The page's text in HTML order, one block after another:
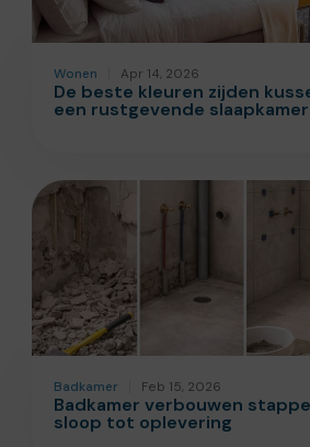
Wonen Apr 14, 2026
De beste kleuren zijden
een rustgevende slaapkamer
Badkamer Feb 15, 2026
Badkamer verbouwen
sloop tot oplevering